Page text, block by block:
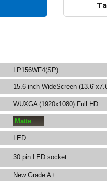
LP156WF4(SP)
15.6-inch WideScreen
WUXGA (1920x1080) Full HD
Matte
LED
30 pin LED socket
New Grade A+